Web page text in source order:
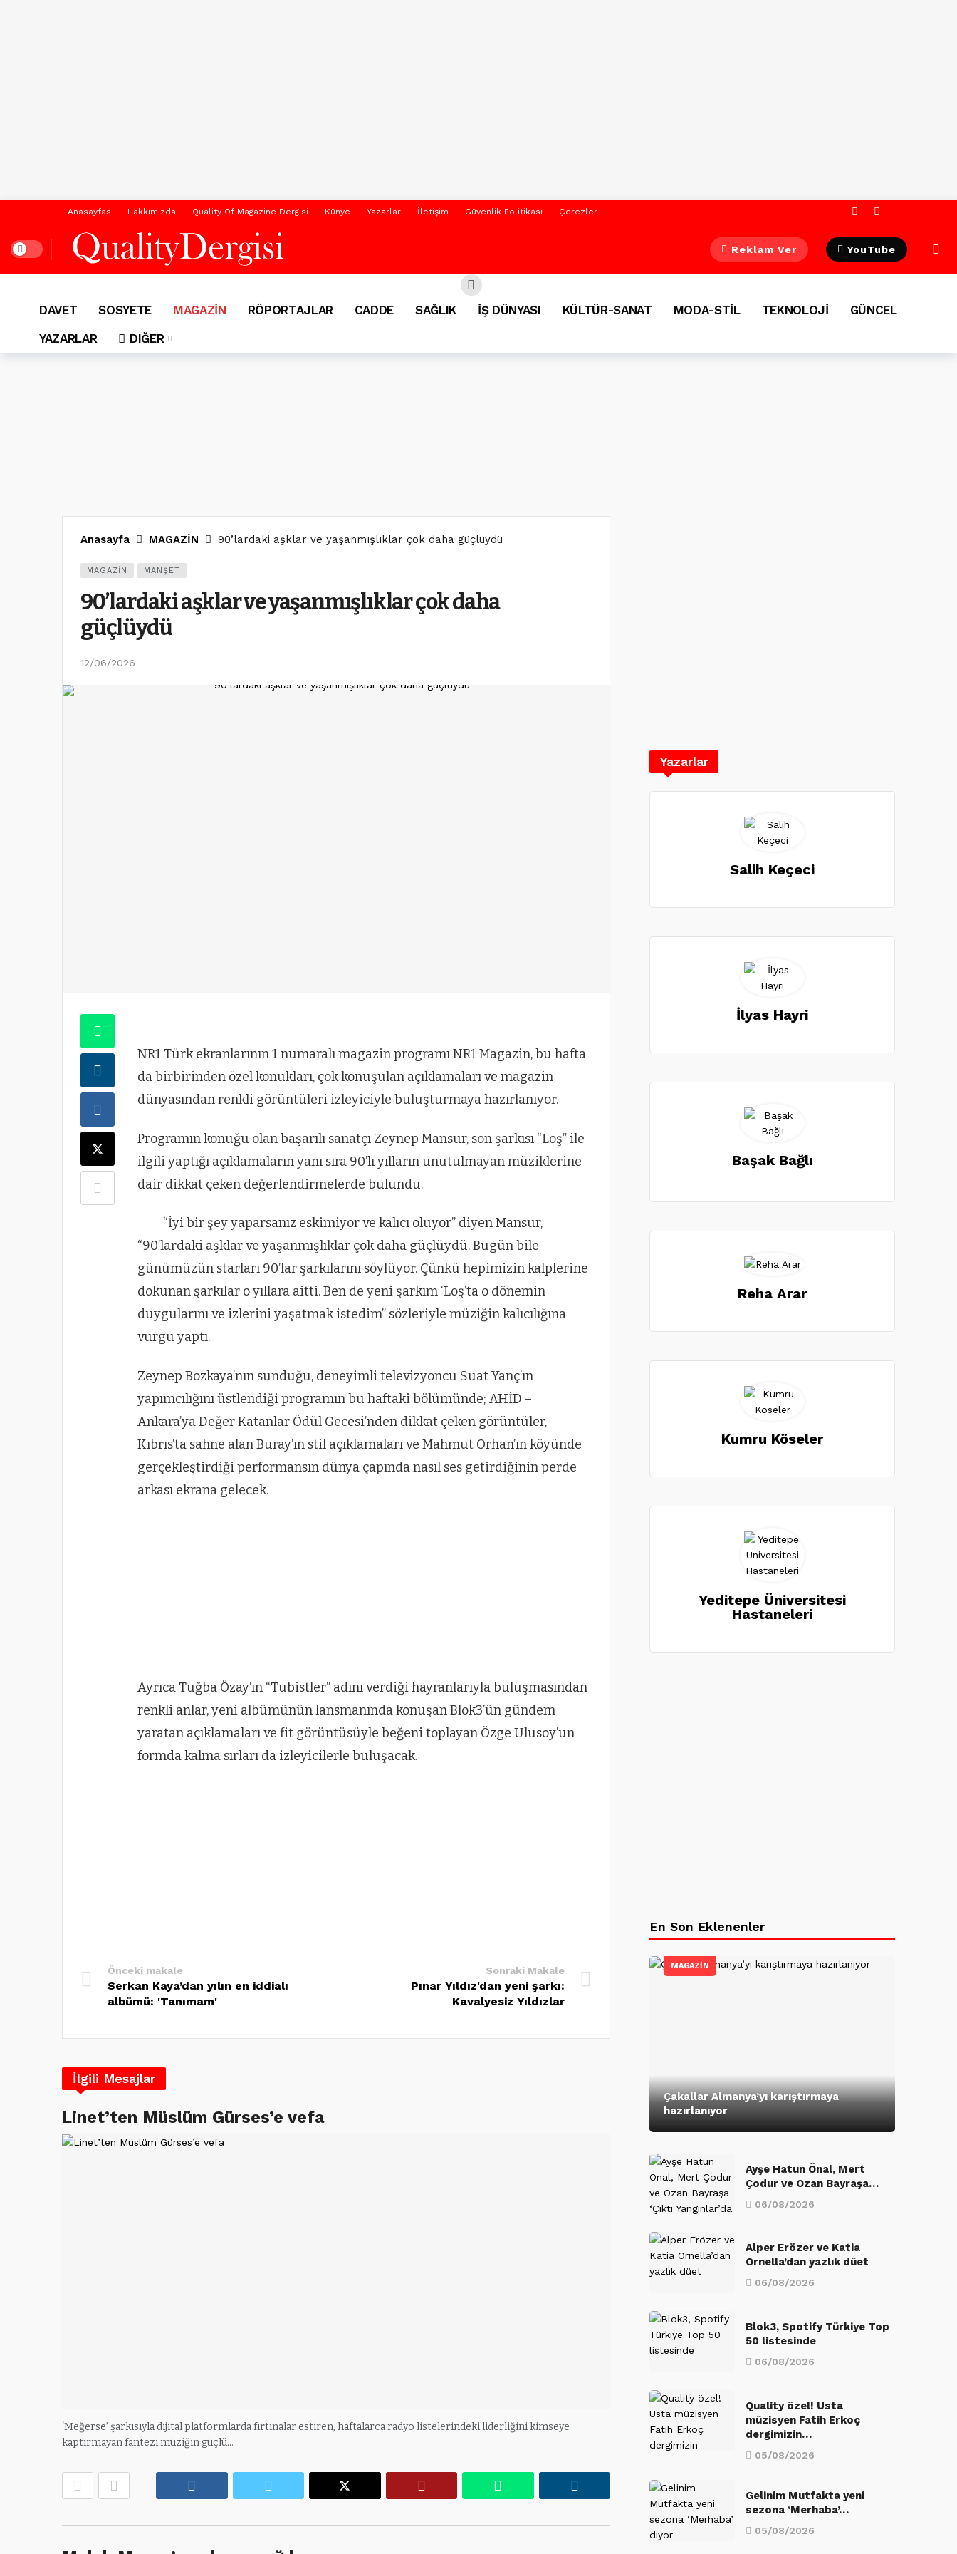
Anasayfas Hakkımızda Quality Of Magazine Dergisi Künye Yazarlar İletişim Güvenlik Politikası Çerezler
Dark mode Reklam Ver YouTube
DAVET SOSYETE MAGAZİN RÖPORTAJLAR CADDE SAĞLIK İŞ DÜNYASI KÜLTÜR-SANAT MODA-STİL TEKNOLOJİ
GÜNCEL
YAZARLAR
DIĞER
Anasayfa MAGAZİN 90’lardaki aşklar ve yaşanmışlıklar çok daha güçlüydü
MAGAZİN MANŞET
90’lardaki aşklar ve yaşanmışlıklar çok daha
güçlüydü
12/06/2026
NR1 Türk ekranlarının 1 numaralı magazin programı NR1 Magazin, bu hafta
da birbirinden özel konukları, çok konuşulan açıklamaları ve magazin
dünyasından renkli görüntüleri izleyiciyle buluşturmaya hazırlanıyor.
Programın konuğu olan başarılı sanatçı Zeynep Mansur, son şarkısı “Loş” ile
ilgili yaptığı açıklamaların yanı sıra 90’lı yılların unutulmayan müziklerine
dair dikkat çeken değerlendirmelerde bulundu.
“İyi bir şey yaparsanız eskimiyor ve kalıcı oluyor” diyen Mansur,
“90’lardaki aşklar ve yaşanmışlıklar çok daha güçlüydü. Bugün bile
günümüzün starları 90’lar şarkılarını söylüyor. Çünkü hepimizin kalplerine
dokunan şarkılar o yıllara aitti. Ben de yeni şarkım ‘Loş’ta o dönemin
duygularını ve izlerini yaşatmak istedim” sözleriyle müziğin kalıcılığına
vurgu yaptı.
Zeynep Bozkaya’nın sunduğu, deneyimli televizyoncu Suat Yanç’ın
yapımcılığını üstlendiği programın bu haftaki bölümünde; AHİD –
Ankara’ya Değer Katanlar Ödül Gecesi’nden dikkat çeken görüntüler,
Kıbrıs’ta sahne alan Buray’ın stil açıklamaları ve Mahmut Orhan’ın köyünde
gerçekleştirdiği performansın dünya çapında nasıl ses getirdiğinin perde
arkası ekrana gelecek.
Ayrıca Tuğba Özay’ın “Tubistler” adını verdiği hayranlarıyla buluşmasından
renkli anlar, yeni albümünün lansmanında konuşan Blok3’ün gündem
yaratan açıklamaları ve fit görüntüsüyle beğeni toplayan Özge Ulusoy’un
formda kalma sırları da izleyicilerle buluşacak.
Önceki makale
Serkan Kaya’dan yılın en iddialı
albümü: 'Tanımam'
Sonraki Makale
Pınar Yıldız'dan yeni şarkı:
Kavalyesiz Yıldızlar
İlgili Mesajlar
Linet’ten Müslüm Gürses’e vefa
‘Meğerse’ şarkısıyla dijital platformlarda fırtınalar estiren, haftalarca radyo listelerindeki liderliğini kimseye
kaptırmayan fantezi müziğin güçlü…
Yazarlar
Salih Keçeci
İlyas Hayri
Başak Bağlı
Reha Arar
Kumru Köseler
Yeditepe Üniversitesi
Hastaneleri
En Son Eklenenler
MAGAZİN
Çakallar Almanya’yı karıştırmaya
hazırlanıyor
Ayşe Hatun Önal, Mert
Çodur ve Ozan Bayraşa…
06/08/2026
Alper Erözer ve Katia
Ornella’dan yazlık düet
06/08/2026
Blok3, Spotify Türkiye Top
50 listesinde
06/08/2026
Quality özel! Usta
müzisyen Fatih Erkoç
dergimizin…
05/08/2026
Gelinim Mutfakta yeni
sezona ‘Merhaba’…
05/08/2026